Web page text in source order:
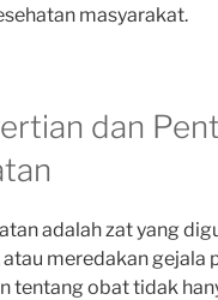
masyarakat.
dan
adalah zat yang
meredakan gejala
tentang obat tidak